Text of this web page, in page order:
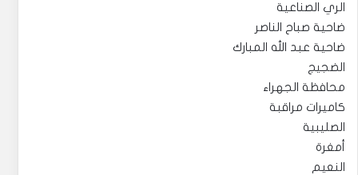
الري الصناعية
ضاحية صباح الناصر
ضاحية عبد الله المبارك
الضجيج
محافظة الجهراء
كاميرات مراقبة
الصليبية
أمغرة
النعيم